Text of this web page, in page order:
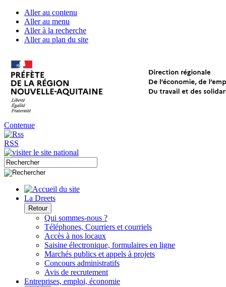
Aller au contenu
Aller au menu
Aller à la recherche
Aller au plan du site
Contenue
RSS
La Dreets
Retour
Qui sommes-nous ?
Téléphones, Courriers et courriels
Accès à nos locaux
Saisine électronique, formulaires en ligne
Marchés publics et appels à projets
Concours administratifs
Avis de recrutement
Entreprises, emploi, économie